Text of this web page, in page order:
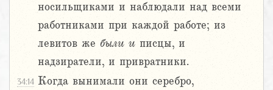
носильщиками и наблюдали над всеми
работниками при каждой работе; из
левитов же были и писцы, и
надзиратели, и привратники.
34:14 Когда вынимали они серебро,